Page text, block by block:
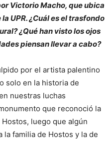
Victorio Macho, que ubica
UPR. ¿Cuál es el trasfondo
¿Qué han visto los ojos
piensan llevar a cabo?
por el artista palentino
solo en la historia de
nuestras luchas
que reconoció la
luego que algún
familia de Hostos y la de